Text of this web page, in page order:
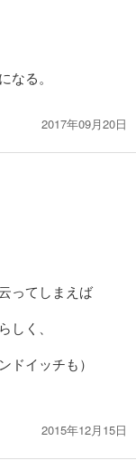
る。
2017年09月20日
ってしまえば
く、
ドイッチも）
2015年12月15日